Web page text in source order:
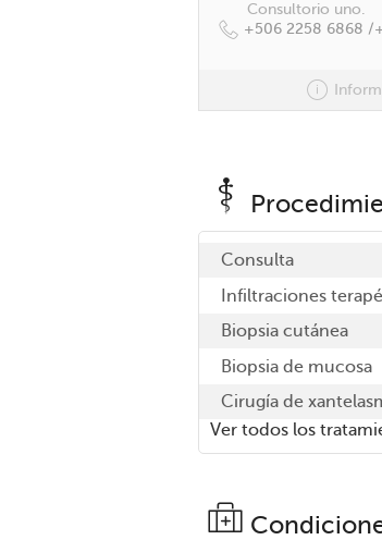
Consultorio uno.
+506 2258 6868 /
Consulta
Infiltraciones
Biopsia cutánea
Biopsia de mucosa
Cirugía de
Ver todos los